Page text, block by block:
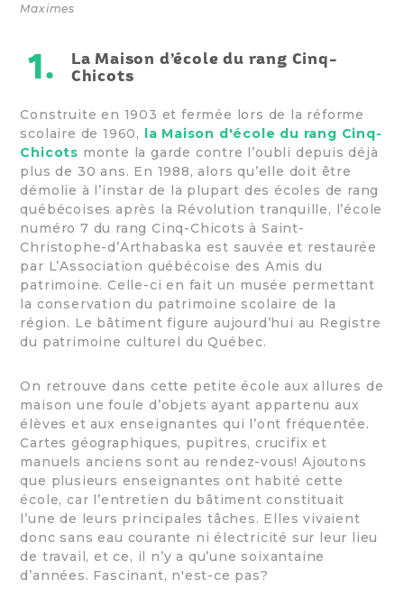
Maximes
1.
La Maison d’école du rang Cinq-
Chicots
Construite en 1903 et fermée lors de la réforme
scolaire de 1960, la Maison d'école du rang Cinq-
Chicots monte la garde contre l’oubli depuis déjà
plus de 30 ans. En 1988, alors qu’elle doit être
démolie à l’instar de la plupart des écoles de rang
québécoises après la Révolution tranquille, l’école
numéro 7 du rang Cinq-Chicots à Saint-
Christophe-d’Arthabaska est sauvée et restaurée
par L’Association québécoise des Amis du
patrimoine. Celle-ci en fait un musée permettant
la conservation du patrimoine scolaire de la
région. Le bâtiment figure aujourd’hui au Registre
du patrimoine culturel du Québec.
On retrouve dans cette petite école aux allures de
maison une foule d’objets ayant appartenu aux
élèves et aux enseignantes qui l’ont fréquentée.
Cartes géographiques, pupitres, crucifix et
manuels anciens sont au rendez-vous! Ajoutons
que plusieurs enseignantes ont habité cette
école, car l’entretien du bâtiment constituait
l’une de leurs principales tâches. Elles vivaient
donc sans eau courante ni électricité sur leur lieu
de travail, et ce, il n’y a qu’une soixantaine
d’années. Fascinant, n'est-ce pas?